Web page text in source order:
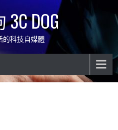
DOG
的科技自媒體